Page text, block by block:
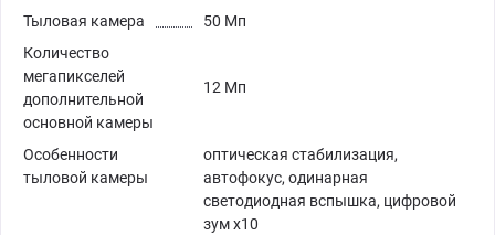
Тыловая камера
50 Мп
Количество
мегапикселей
дополнительной
основной камеры
12 Мп
Особенности
тыловой камеры
оптическая стабилизация,
автофокус, одинарная
светодиодная вспышка, цифровой
зум x10